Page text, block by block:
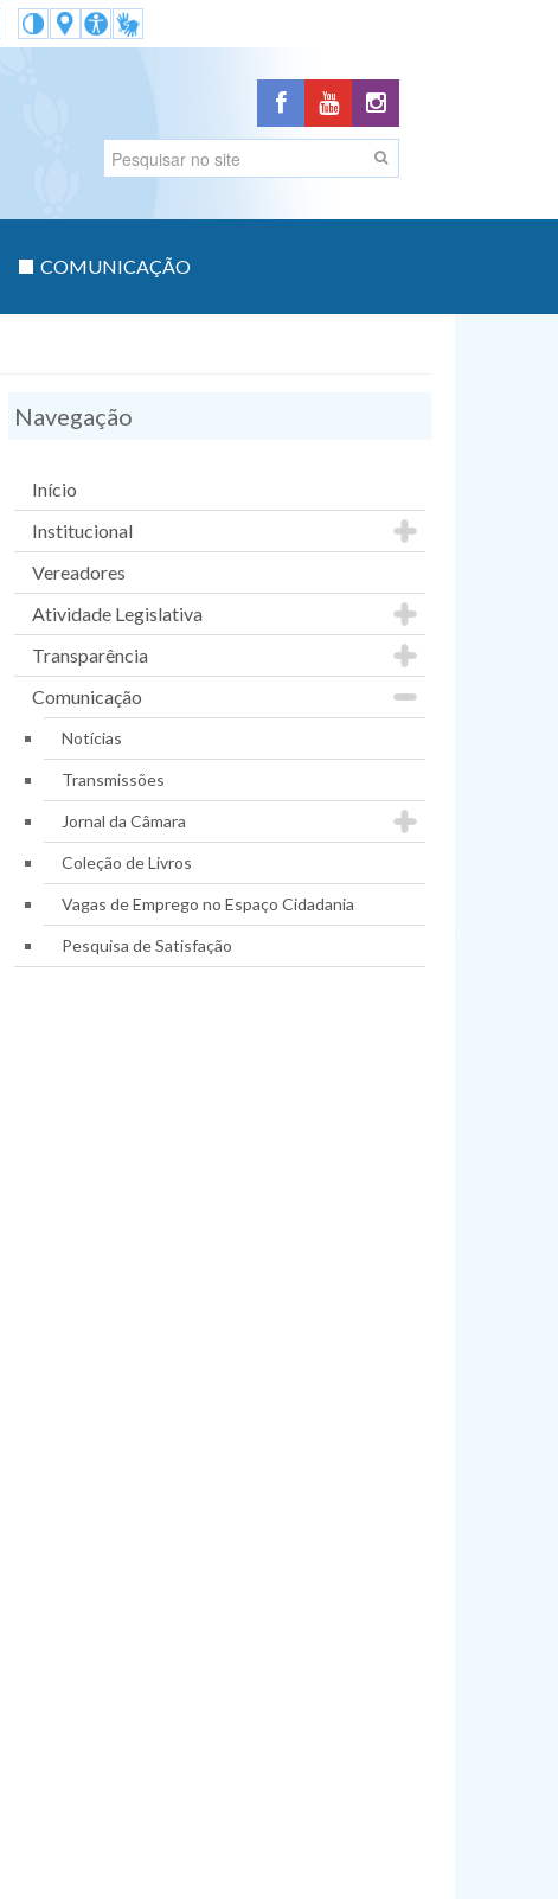
COMUNICAÇÃO
Navegação
Início
Institucional
Vereadores
Atividade Legislativa
Transparência
Comunicação
Notícias
Transmissões
Jornal da Câmara
Coleção de Livros
Vagas de Emprego no Espaço Cidadania
Pesquisa de Satisfação